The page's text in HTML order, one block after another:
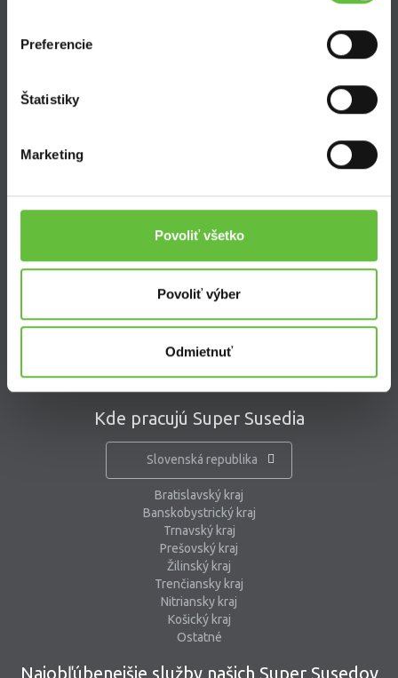
Preferencie
Štatistiky
Marketing
Povoliť všetko
Povoliť výber
Odmietnuť
kontaktný formulár
pomoc@supersused.sk
Kde pracujú Super Susedia
Slovenská republika
Bratislavský kraj
Banskobystrický kraj
Trnavský kraj
Prešovský kraj
Žilinský kraj
Trenčiansky kraj
Nitriansky kraj
Košický kraj
Ostatné
Najobľúbenejšie služby našich Super Susedov